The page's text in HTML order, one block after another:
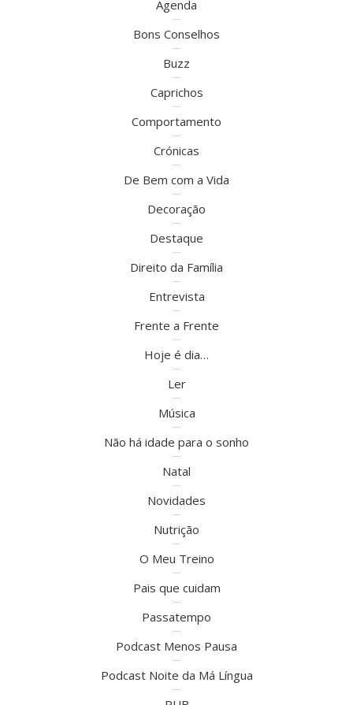
Agenda
Bons Conselhos
Buzz
Caprichos
Comportamento
Crónicas
De Bem com a Vida
Decoração
Destaque
Direito da Família
Entrevista
Frente a Frente
Hoje é dia…
Ler
Música
Não há idade para o sonho
Natal
Novidades
Nutrição
O Meu Treino
Pais que cuidam
Passatempo
Podcast Menos Pausa
Podcast Noite da Má Língua